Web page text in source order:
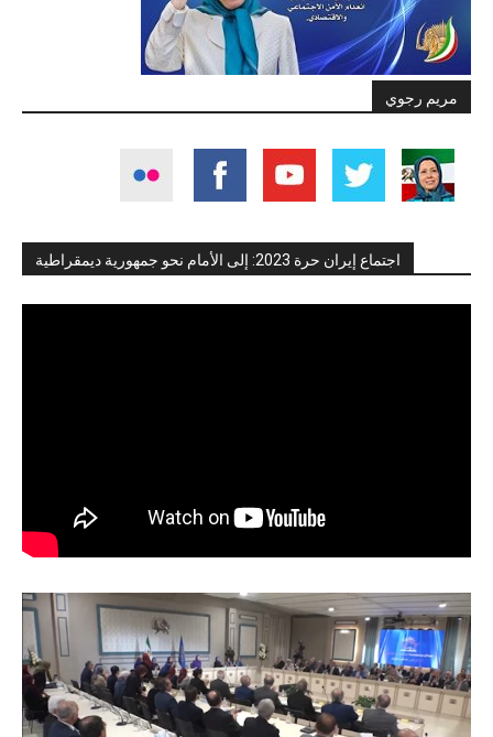
مريم رجوي
اجتماع إيران حرة 2023: إلى الأمام نحو جمهورية ديمقراطية